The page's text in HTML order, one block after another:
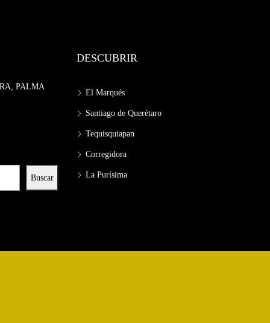
PALMA
Buscar
DESCUBRIR
El Marqués
Santiago de Querétaro
Tequisquiapan
Corregidora
La Purísima